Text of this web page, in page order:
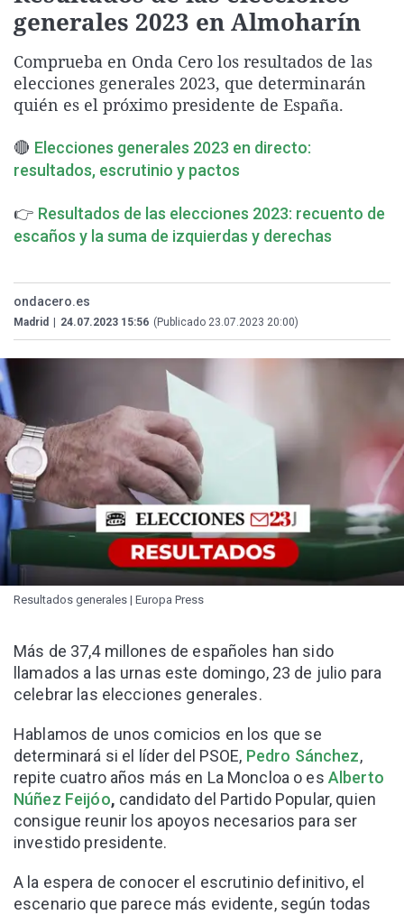
La rosa de los vientos
Como el perro y el
Caso
Equipo de
Operación Viuda Negra
Extremadura
La Rioja
Navarra
País Vasco
Virales
Elecciones
generales 2023 en Almoharín
Comprueba en Onda Cero los resultados de las
elecciones generales 2023, que determinarán
quién es el próximo presidente de España.
🔴 Elecciones generales 2023 en directo:
resultados, escrutinio y pactos
👉 Resultados de las elecciones 2023: recuento de
escaños y la suma de izquierdas y derechas
ondacero.es
Madrid 24.07.2023 15:56 (Publicado 23.07.2023 20:00)
Resultados generales | Europa Press
Más de 37,4 millones de españoles han sido
llamados a las urnas este domingo, 23 de julio para
celebrar las elecciones generales.
Hablamos de unos comicios en los que se
determinará si el líder del PSOE, Pedro Sánchez,
repite cuatro años más en La Moncloa o es Alberto
Núñez Feijóo, candidato del Partido Popular, quien
consigue reunir los apoyos necesarios para ser
investido presidente.
A la espera de conocer el escrutinio definitivo, el
escenario que parece más evidente, según todas